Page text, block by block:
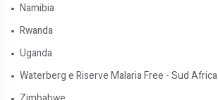
Namibia
Rwanda
Uganda
Waterberg e Riserve Malaria Free - Sud Africa